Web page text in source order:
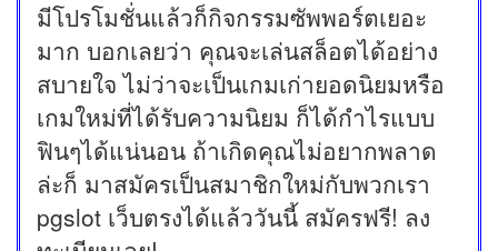
มีโปรโมชั่นแล้วก็กิจกรรมซัพพอร์ตเยอะ
มาก บอกเลยว่า คุณจะเล่นสล็อตได้อย่าง
สบายใจ ไม่ว่าจะเป็นเกมเก่ายอดนิยมหรือ
เกมใหม่ที่ได้รับความนิยม ก็ได้กำไรแบบ
ฟินๆได้แน่นอน ถ้าเกิดคุณไม่อยากพลาด
ล่ะก็ มาสมัครเป็นสมาชิกใหม่กับพวกเรา
pgslot เว็บตรงได้แล้ววันนี้ สมัครฟรี! ลง